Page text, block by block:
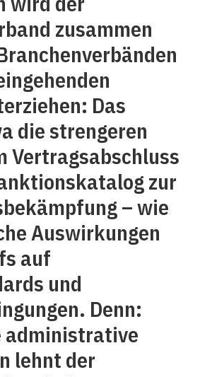
zusammen
Das
die strengeren
Vertragsabschluss
zur
– wie
Auswirkungen
auf
und
Denn:
administrative
lehnt der